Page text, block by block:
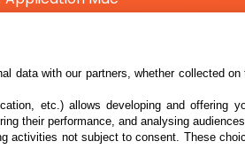
data with our partners, whether collected
etc.) allows developing and offering
their performance, and analysing
activities not subject to consent. These